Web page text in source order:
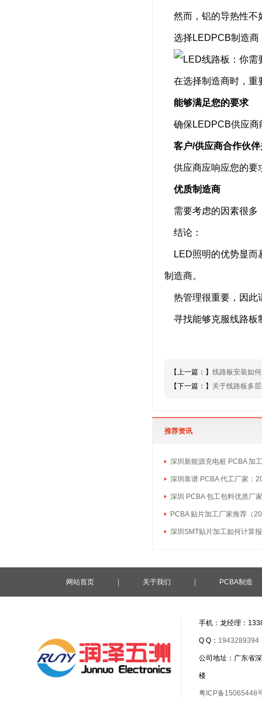
然而，铝的导热性不
选择LEDPCB制造商
在选择制造商时，重
能够满足您的要求
确保LEDPCB供应商
客户/供应商合作伙伴
供应商应响应您的要
优质制造商
需要考虑的因素很多
结论：
LED照明的优势显而
制造商。
热管理很重要，因此
寻找能够克服线路板
【上一篇：】 线路板安装如
【下一篇：】 关于线路板多
推荐资讯
深圳新能源充电桩 PCBA 加
深圳靠谱 PCBA 代工厂家：
深圳 PCBA 包工包料优质厂
PCBA 贴片加工厂家推荐（
深圳SMT贴片加工如何计算
网站首页 关于我们 PCBA制造
手机：龙经理：
Q Q： 1943289394
公司地址：广东省
楼
粤ICP备15065448